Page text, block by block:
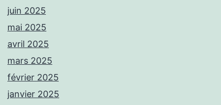
juin 2025
mai 2025
avril 2025
mars 2025
février 2025
janvier 2025